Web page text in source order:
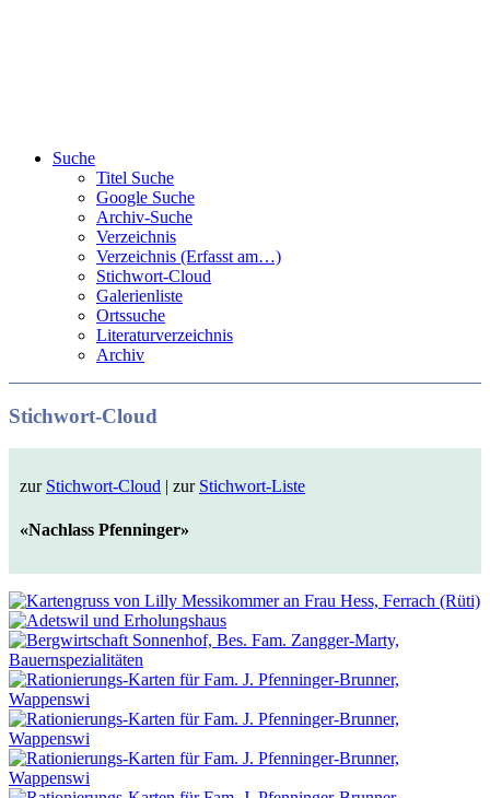
Suche
Titel Suche
Google Suche
Archiv-Suche
Verzeichnis
Verzeichnis (Erfasst am…)
Stichwort-Cloud
Galerienliste
Ortssuche
Literaturverzeichnis
Archiv
Stichwort-Cloud
zur Stichwort-Cloud | zur Stichwort-Liste
«Nachlass Pfenninger»